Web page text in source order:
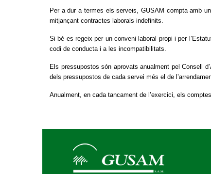
Per a dur a termes els serveis, GUSAM compta amb un
mitjançant contractes laborals indefinits.
Si bé es regeix per un conveni laboral propi i per
codi de conducta i a les incompatibilitats.
Els pressupostos són aprovats anualment pel Consell
dels pressupostos de cada servei més el de
Anualment, en cada tancament de l’exercici, els